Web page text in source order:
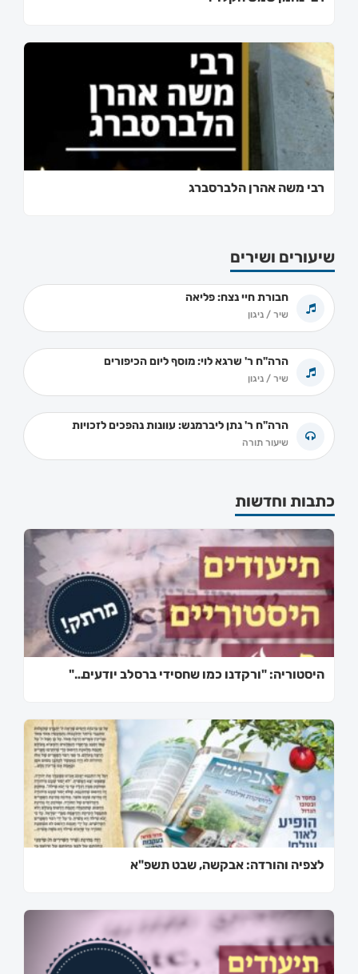
רבי משה אהרן הלברסברג
שיעורים ושירים
חבורת חיי נצח: פליאה
שיר / ניגון
הרה"ח ר' שרגא לוי: מוסף ליום הכיפורים
שיר / ניגון
הרה"ח ר' נתן ליברמנש: עוונות נהפכים לזכויות
שיעור תורה
כתבות וחדשות
היסטוריה: "ורקדנו כמו שחסידי ברסלב יודעים…"
לצפיה והורדה: אבקשה, שבט תשפ"א